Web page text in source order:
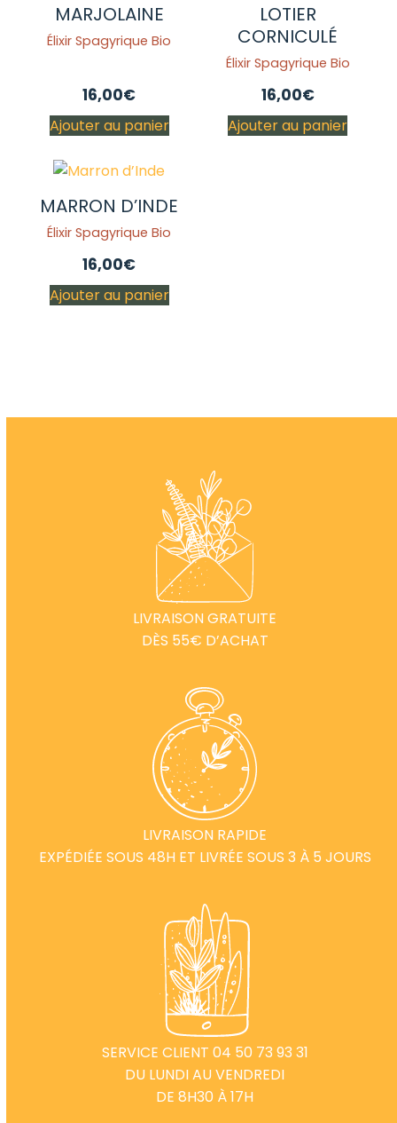
MARJOLAINE
Élixir Spagyrique Bio
16,00€
Ajouter au panier
LOTIER
CORNICULÉ
Élixir Spagyrique Bio
16,00€
Ajouter au panier
MARRON D’INDE
Élixir Spagyrique Bio
16,00€
Ajouter au panier
LIVRAISON GRATUITE
DÈS 55€ D’ACHAT
LIVRAISON RAPIDE
EXPÉDIÉE SOUS 48H ET LIVRÉE SOUS 3 À 5 JOURS
SERVICE CLIENT 04 50 73 93 31
DU LUNDI AU VENDREDI
DE 8H30 À 17H